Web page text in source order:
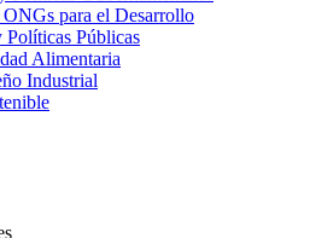
para el Desarrollo
Públicas
Alimentaria
Industrial